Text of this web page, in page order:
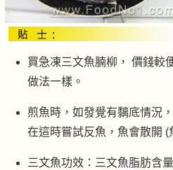
買急凍三文魚腩柳， 價錢較
做法一樣。
煎魚時，如發覺有黐底情況
在這時嘗試反魚，魚會散開 (
三文魚功效：三文魚脂肪含